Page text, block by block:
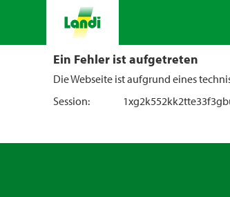
Ein Fehler ist aufgetreten
Die Webseite ist aufgrund eines
Session: